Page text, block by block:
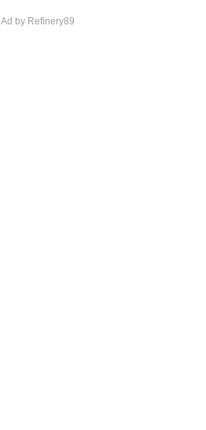
by Refinery89